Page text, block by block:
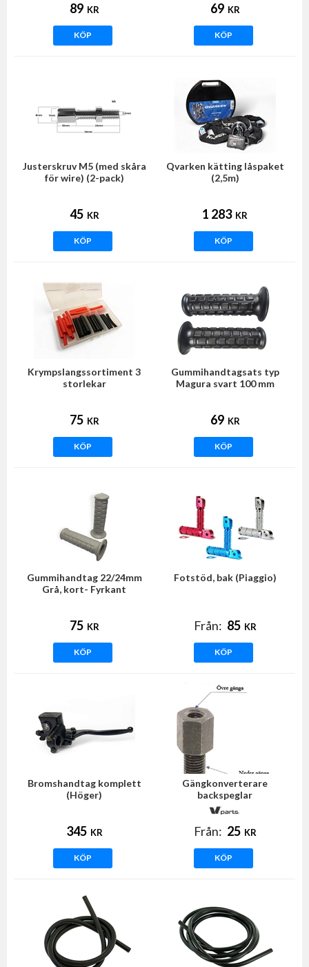
89 KR
KÖP
69 KR
KÖP
Justerskruv M5 (med skåra
för wire) (2-pack)
45 KR
KÖP
Qvarken kätting låspaket
(2,5m)
1 283 KR
KÖP
Krympslangssortiment 3
storlekar
75 KR
KÖP
Gummihandtagsats typ
Magura svart 100 mm
69 KR
KÖP
Gummihandtag 22/24mm
Grå, kort- Fyrkant
75 KR
KÖP
Fotstöd, bak (Piaggio)
Från: 85 KR
KÖP
Bromshandtag komplett
(Höger)
345 KR
KÖP
Gängkonverterare
backspeglar
Från: 25 KR
KÖP